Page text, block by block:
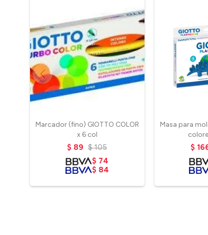
Marcador (fino) GIOTTO COLOR
x 6 col
$ 89 $ 105
$ 74
$ 84
Masa para
$